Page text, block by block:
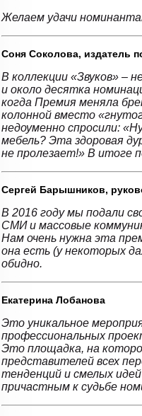
Желаем удачи
Соня Соколова, издатель
В коллекции «Звуков» –
и около десятка
когда Премия меняла
колонной вместо
недоуменно спросили:
мебель? Эта здоровая
не пролезает!» В итоге
Сергей Барышников,
В 2016 году мы подали
СМИ и массовые
Нам очень нужна эта
она есть (у некоторых
обидно.
Екатерина Лобанова
Это уникальное
профессиональных
Это площадка, на
представителей всех
тенденций и смелых
причастным к судьбе